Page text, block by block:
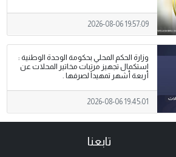
2026-08-06 19:57:09
وزارة الحكم المحلي بحكومة الوحدة الوطنية :
استكمال تجهيز مرتبات مخاتير المحلات عن
أربعة أشهر تمهيداً لصرفها .
2026-08-06 19:45:01
تابعنا